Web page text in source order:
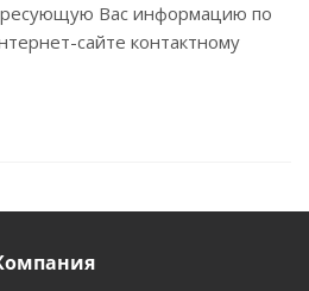
Вас информацию по
сайте контактному